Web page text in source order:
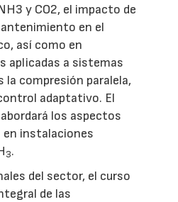
y CO2, el impacto de
en el
así como en
aplicadas a sistemas
la compresión paralela,
adaptativo. El
los aspectos
instalaciones
3.
del sector, el curso
de las